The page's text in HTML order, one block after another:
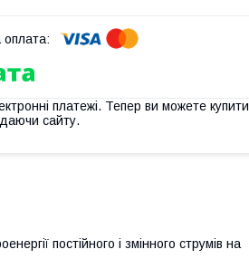
платежі. Тепер ви можете купити
сайту.
постійного і змінного струмів на